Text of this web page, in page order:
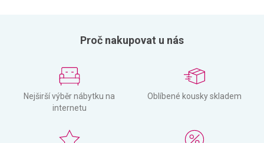
Proč nakupovat u nás
Nejširší výběr nábytku na
internetu
Oblíbené kousky skladem